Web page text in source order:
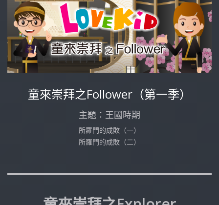
童來崇拜之Follower（第一季）
主題：王國時期
所羅門的成敗（一）
所羅門的成敗（二）